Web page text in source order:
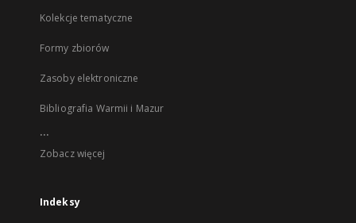
Kolekcje tematyczne
Formy zbiorów
Zasoby elektroniczne
Bibliografia Warmii i Mazur
...
Zobacz więcej
Indeksy